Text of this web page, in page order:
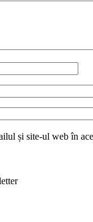
și site-ul web în